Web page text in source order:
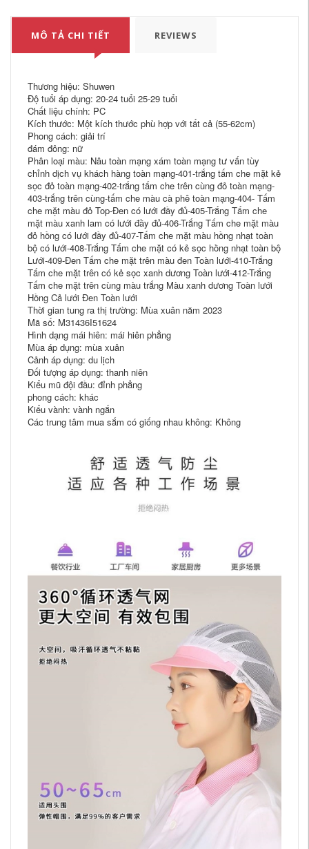
MÔ TẢ CHI TIẾT REVIEWS
Thương hiệu: Shuwen
Độ tuổi áp dụng: 20-24 tuổi 25-29 tuổi
Chất liệu chính: PC
Kích thước: Một kích thước phù hợp với tất cả (55-62cm)
Phong cách: giải trí
đám đông: nữ
Phân loại màu: Nâu toàn mạng xám toàn mạng tư vấn tùy
chỉnh dịch vụ khách hàng toàn mạng-401-trắng tấm che mặt kẻ
sọc đỏ toàn mạng-402-trắng tấm che trên cùng đỏ toàn mạng-
403-trắng trên cùng-tấm che màu cà phê toàn mạng-404- Tấm
che mặt màu đỏ Top-Đen có lưới đầy đủ-405-Trắng Tấm che
mặt màu xanh lam có lưới đầy đủ-406-Trắng Tấm che mặt màu
đỏ hồng có lưới đầy đủ-407-Tấm che mặt màu hồng nhạt toàn
bộ có lưới-408-Trắng Tấm che mặt có kẻ sọc hồng nhạt toàn bộ
Lưới-409-Đen Tấm che mặt trên màu đen Toàn lưới-410-Trắng
Tấm che mặt trên có kẻ sọc xanh dương Toàn lưới-412-Trắng
Tấm che mặt trên cùng màu trắng Màu xanh dương Toàn lưới
Hồng Cả lưới Đen Toàn lưới
Thời gian tung ra thị trường: Mùa xuân năm 2023
Mã số: M31436I51624
Hình dạng mái hiên: mái hiên phẳng
Mùa áp dụng: mùa xuân
Cảnh áp dụng: du lịch
Đối tượng áp dụng: thanh niên
Kiểu mũ đội đầu: đỉnh phẳng
phong cách: khác
Kiểu vành: vành ngắn
Các trung tâm mua sắm có giống nhau không: Không